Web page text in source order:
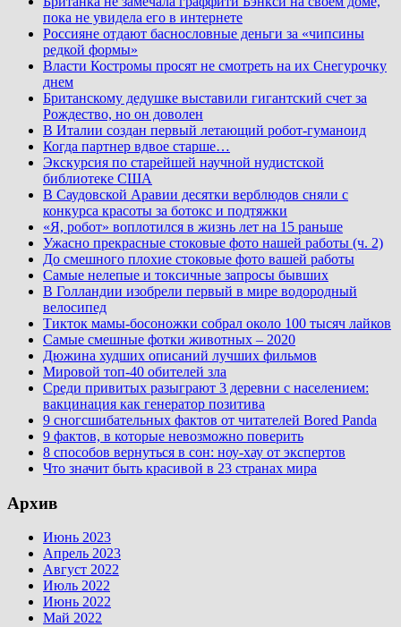
пока не увидела его в интернете
Россияне отдают баснословные деньги за «чипсины
редкой формы»
Власти Костромы просят не смотреть на их Снегурочку
днем
Британскому дедушке выставили гигантский счет за
Рождество, но он доволен
В Италии создан первый летающий робот-гуманоид
Когда партнер вдвое старше…
Экскурсия по старейшей научной нудистской
библиотеке США
В Саудовской Аравии десятки верблюдов сняли с
конкурса красоты за ботокс и подтяжки
«Я, робот» воплотился в жизнь лет на 15 раньше
Ужасно прекрасные стоковые фото нашей работы (ч. 2)
До смешного плохие стоковые фото вашей работы
Самые нелепые и токсичные запросы бывших
В Голландии изобрели первый в мире водородный
велосипед
Тикток мамы-босоножки собрал около 100 тысяч лайков
Самые смешные фотки животных – 2020
Дюжина худших описаний лучших фильмов
Мировой топ-40 обителей зла
Среди привитых разыграют 3 деревни с населением:
вакцинация как генератор позитива
9 сногсшибательных фактов от читателей Bored Panda
9 фактов, в которые невозможно поверить
8 способов вернуться в сон: ноу-хау от экспертов
Что значит быть красивой в 23 странах мира
Архив
Июнь 2023
Апрель 2023
Август 2022
Июль 2022
Июнь 2022
Май 2022